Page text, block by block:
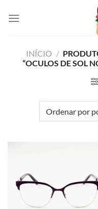
INÍCIO /
“OCULOS DE SOL